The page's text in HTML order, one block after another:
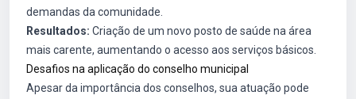
demandas da comunidade.
Resultados: Criação de um novo posto de saúde na área
mais carente, aumentando o acesso aos serviços básicos.
Desafios na aplicação do conselho municipal
Apesar da importância dos conselhos, sua atuação pode